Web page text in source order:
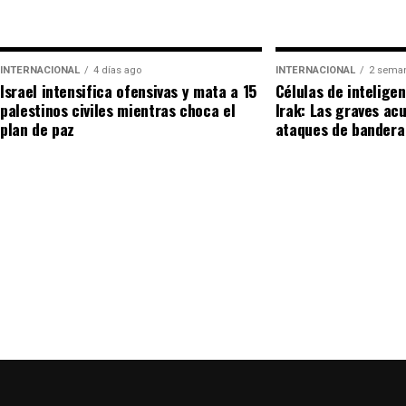
A sus 39 años, el impacto del efecto Messiya no
estadísticas; se mide en el impacto cultural
respetadas del cine de EE. UU. acepte con orgullo
que la Messimanía es un fenómeno sociológico.
INTERNACIONAL 4 días ago
Israel intensifica ofensivas y mata a 15
palestinos civiles mientras choca el
plan de paz
INTERNACIONAL 2
Células de
Irak: Las graves
ataques de